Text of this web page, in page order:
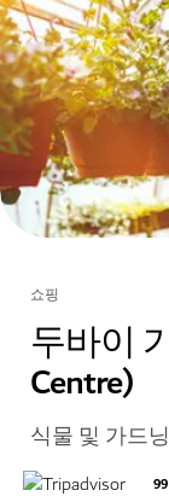
쇼핑
두바이
Centre)
식물 및 가드
99